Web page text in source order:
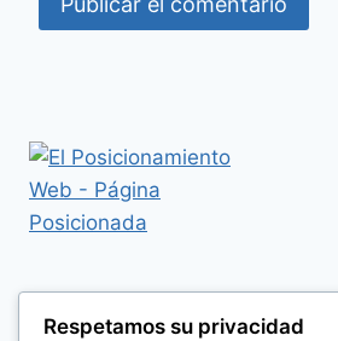
Respetamos su privacidad